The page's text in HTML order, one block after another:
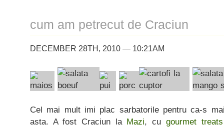
cum am petrecut de Craciun
DECEMBER 28TH, 2010 — 10:21AM
Cel mai mult imi plac sarbatorile pentru ca-s
asta. A fost Craciun la Mazi, cu gourmet treats